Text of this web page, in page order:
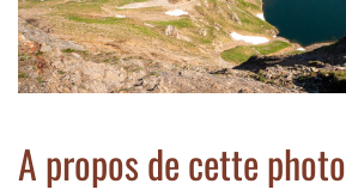
A propos de cette photo